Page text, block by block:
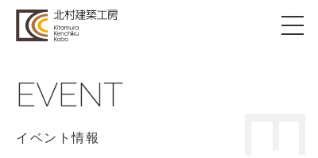
EVENT
イベント情報